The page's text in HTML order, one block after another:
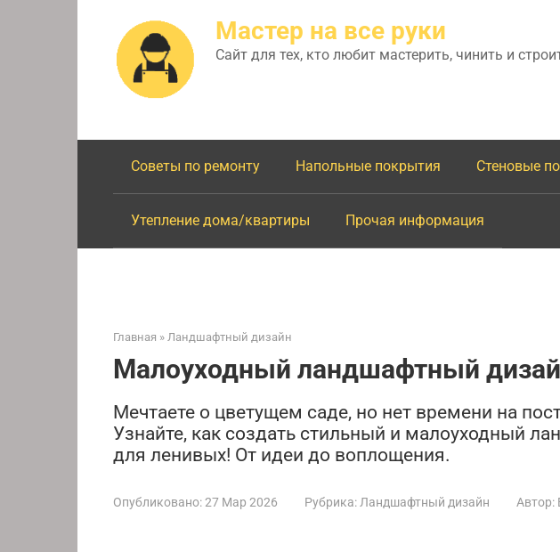
Мастер на все руки
Сайт для тех, кто любит мастерить, чинить и
Советы по ремонту Напольные покрытия Стеновые
Утепление дома/квартиры Прочая информация
Главная » Ландшафтный дизайн
Малоуходный ландшафтный
Мечтаете о цветущем саде, но нет времени на
Узнайте, как создать стильный и малоуходный
для ленивых! От идеи до воплощения.
Опубликовано:27 Мар 2026 Рубрика: Ландшафтный дизайн Автор: